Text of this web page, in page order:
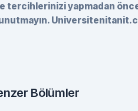
yapmadan önce;
Bölümler